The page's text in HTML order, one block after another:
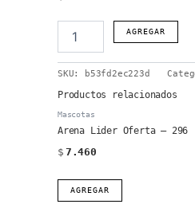
Propia
Selección
-
139
AGREGAR
SKU: b53fd2ec223d
Productos relacionados
Mascotas
Arena Lider Oferta – 296
$ 7.460
AGREGAR